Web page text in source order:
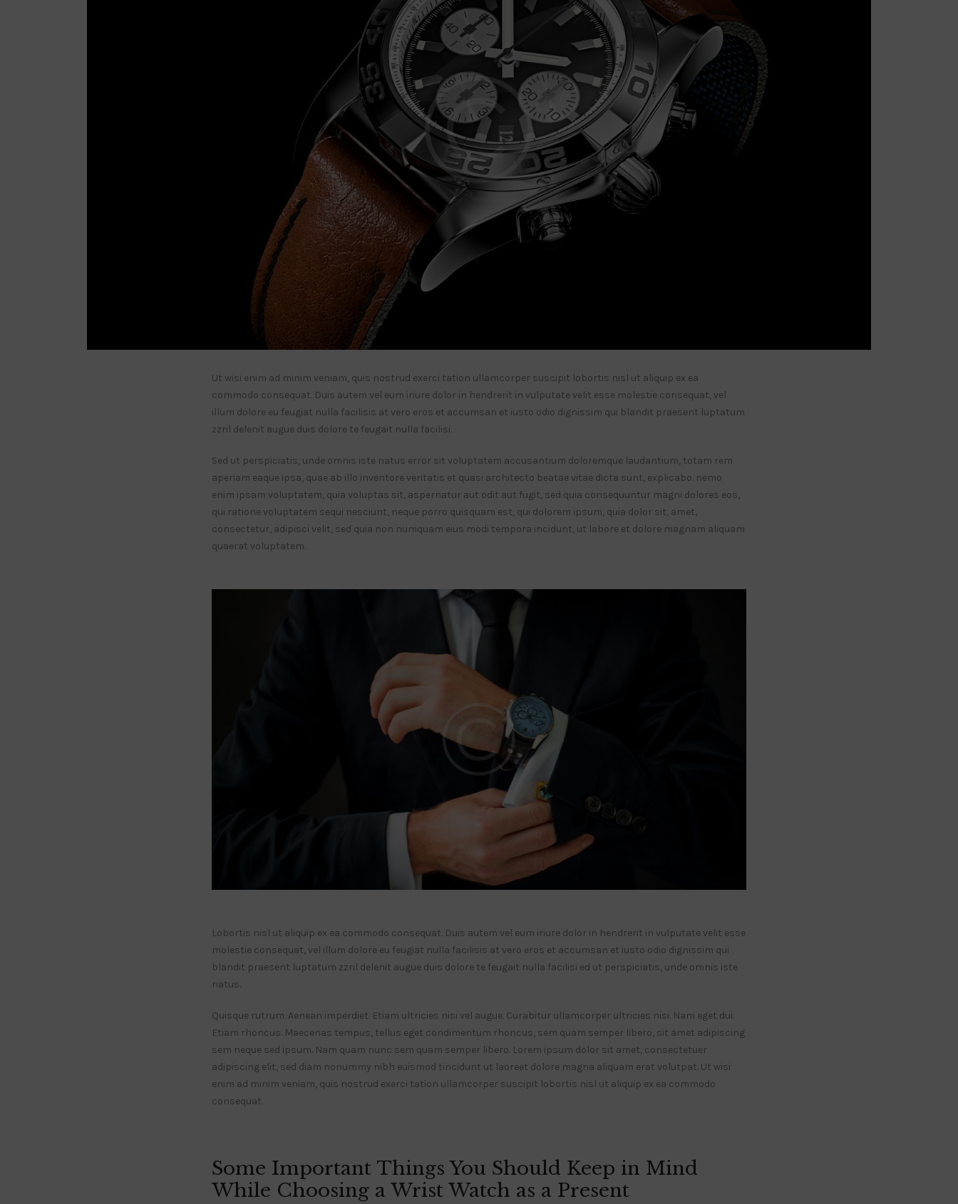
Ut wisi enim ad minim veniam, quis nostrud exerci tation ullamcorper suscipit lobortis nisl ut aliquip ex ea
commodo consequat. Duis autem vel eum iriure dolor in hendrerit in vulputate velit esse molestie consequat, vel
illum dolore eu feugiat nulla facilisis at vero eros et accumsan et iusto odio dignissim qui blandit praesent luptatum
zzril delenit augue duis dolore te feugait nulla facilisi.
Sed ut perspiciatis, unde omnis iste natus error sit voluptatem accusantium doloremque laudantium, totam rem
aperiam eaque ipsa, quae ab illo inventore veritatis et quasi architecto beatae vitae dicta sunt, explicabo. nemo
enim ipsam voluptatem, quia voluptas sit, aspernatur aut odit aut fugit, sed quia consequuntur magni dolores eos,
qui ratione voluptatem sequi nesciunt, neque porro quisquam est, qui dolorem ipsum, quia dolor sit, amet,
consectetur, adipisci velit, sed quia non numquam eius modi tempora incidunt, ut labore et dolore magnam aliquam
quaerat voluptatem.
Lobortis nisl ut aliquip ex ea commodo consequat. Duis autem vel eum iriure dolor in hendrerit in vulputate velit esse
molestie consequat, vel illum dolore eu feugiat nulla facilisis at vero eros et accumsan et iusto odio dignissim qui
blandit praesent luptatum zzril delenit augue duis dolore te feugait nulla facilisi ed ut perspiciatis, unde omnis iste
natus.
Quisque rutrum. Aenean imperdiet. Etiam ultricies nisi vel augue. Curabitur ullamcorper ultricies nisi. Nam eget dui.
Etiam rhoncus. Maecenas tempus, tellus eget condimentum rhoncus, sem quam semper libero, sit amet adipiscing
sem neque sed ipsum. Nam quam nunc sem quam semper libero. Lorem ipsum dolor sit amet, consectetuer
adipiscing elit, sed diam nonummy nibh euismod tincidunt ut laoreet dolore magna aliquam erat volutpat. Ut wisi
enim ad minim veniam, quis nostrud exerci tation ullamcorper suscipit lobortis nisl ut aliquip ex ea commodo
consequat.
Some Important Things You Should Keep in Mind
While Choosing a Wrist Watch as a Present